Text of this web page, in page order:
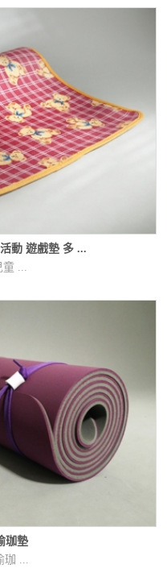
動 遊戲墊 多 ...
童 ...
珈墊
珈 ...